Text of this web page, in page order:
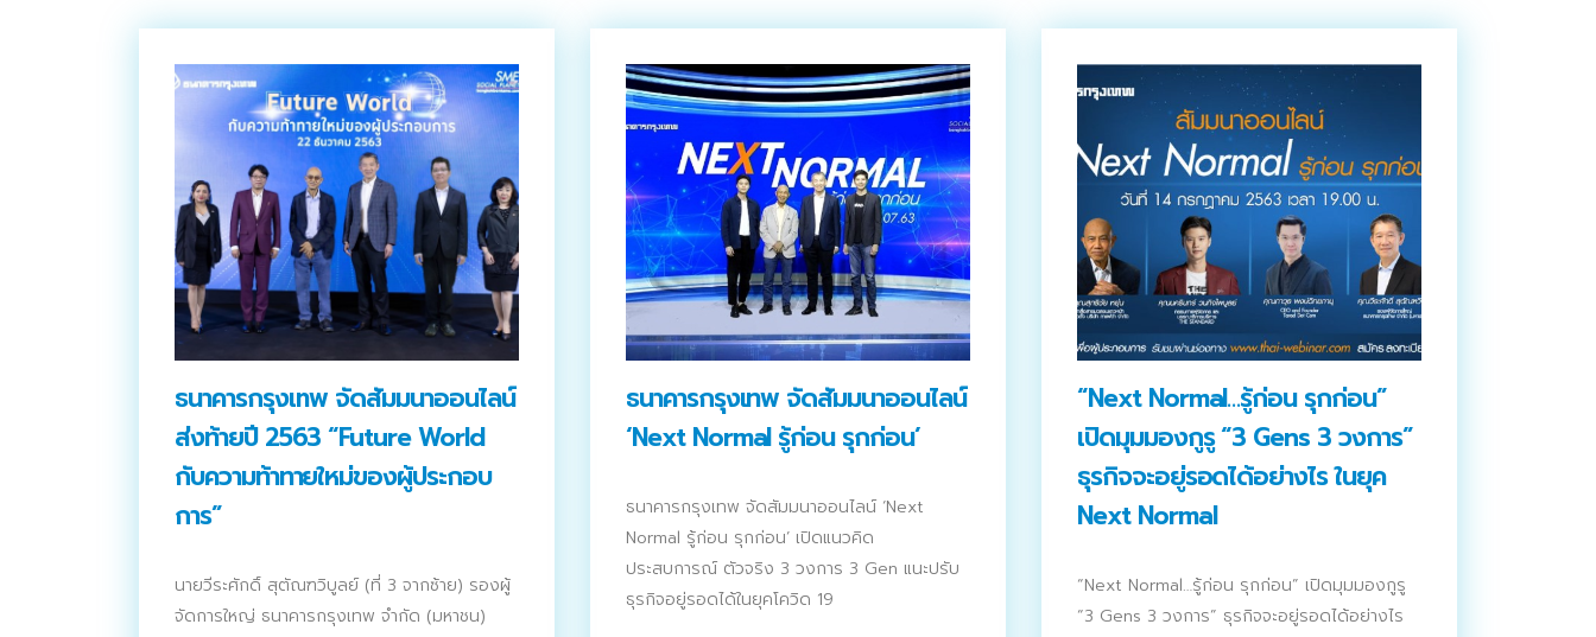
ข้อมูลบริษัท
จัดงานแสดงสินค้าและอีเว้นท์ต่าง ๆ
ติดต่อเรา
บริการของเรา
ประชาสัมพันธ์ผ่านสื่อออฟไลน์และสื่อออนไลน์
ผลงานของเรา
ผลิตสิ่งพิมพ์และที่เกี่ยวข้อง
พัฒนาผลิตภัณฑ์
หน้าแรก
อบรมสัมมนาออฟไลน์และออนไลน์
ธนาคารกรุงเทพ จัดสัมมนาออนไลน์
ส่งท้ายปี 2563 “Future World
กับความท้าทายใหม่ของผู้ประกอบ
การ”
นายวีระศักดิ์ สุตัณฑวิบูลย์ (ที่ 3 จากซ้าย) รองผู้
จัดการใหญ่ ธนาคารกรุงเทพ จำกัด (มหาชน)
ธนาคารกรุงเทพ จัดสัมมนาออนไลน์
‘Next Normal รู้ก่อน รุกก่อน’
ธนาคารกรุงเทพ จัดสัมมนาออนไลน์ ‘Next
Normal รู้ก่อน รุกก่อน’ เปิดแนวคิด
ประสบการณ์ ตัวจริง 3 วงการ 3 Gen แนะปรับ
ธุรกิจอยู่รอดได้ในยุคโควิด 19
“Next Normal…รู้ก่อน รุกก่อน”
เปิดมุมมองกูรู “3 Gens 3 วงการ”
ธุรกิจจะอยู่รอดได้อย่างไร ในยุค
Next Normal
“Next Normal…รู้ก่อน รุกก่อน” เปิดมุมมองกูรู
“3 Gens 3 วงการ” ธุรกิจจะอยู่รอดได้อย่างไร